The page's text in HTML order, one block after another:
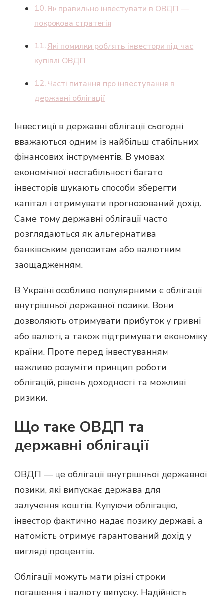
Як правильно інвестувати в ОВДП —
покрокова стратегія
Які помилки роблять інвестори під час
купівлі ОВДП
Часті питання про інвестування в
державні облігації
Інвестиції в державні облігації сьогодні
вважаються одним із найбільш стабільних
фінансових інструментів. В умовах
економічної нестабільності багато
інвесторів шукають способи зберегти
капітал і отримувати прогнозований дохід.
Саме тому державні облігації часто
розглядаються як альтернатива
банківським депозитам або валютним
заощадженням.
В Україні особливо популярними є облігації
внутрішньої державної позики. Вони
дозволяють отримувати прибуток у гривні
або валюті, а також підтримувати економіку
країни. Проте перед інвестуванням
важливо розуміти принцип роботи
облігацій, рівень доходності та можливі
ризики.
Що таке ОВДП та
державні облігації
ОВДП — це облігації внутрішньої державної
позики, які випускає держава для
залучення коштів. Купуючи облігацію,
інвестор фактично надає позику державі, а
натомість отримує гарантований дохід у
вигляді процентів.
Облігації можуть мати різні строки
погашення і валюту випуску. Надійність